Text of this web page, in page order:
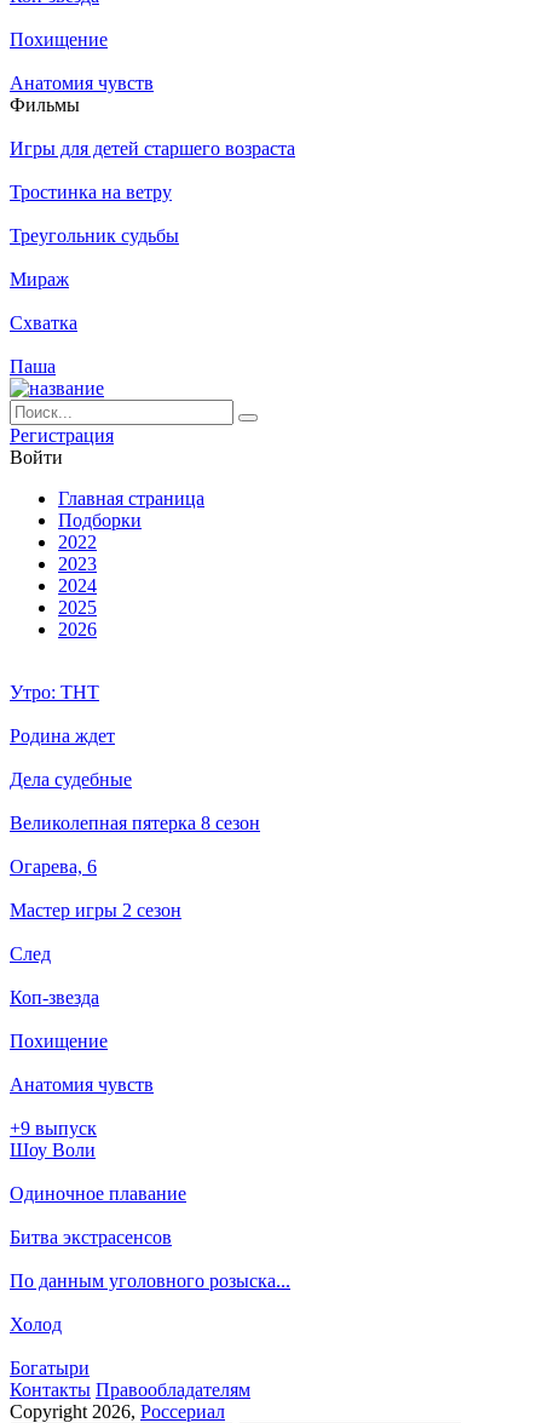
Похищение
Анатомия чувств
Филь­мы
Игры для детей старшего возраста
Тростинка на ветру
Треугольник судьбы
Мираж
Схватка
Паша
Ре­ги­ст­ра­ция
Вой­ти
Глав­ная стра­ни­ца
Подборки
2022
2023
2024
2025
2026
Утро: ТНТ
Родина ждет
Дела судебные
Великолепная пятерка 8 сезон
Огарева, 6
Мастер игры 2 сезон
След
Коп-звезда
Похищение
Анатомия чувств
+9 выпуск
Шоу Воли
Одиночное плавание
Битва экстрасенсов
По данным уголовного розыска...
Холод
Богатыри
Кон­так­ты Пра­во­об­ла­да­те­лям
Copyright 2026, Россериал